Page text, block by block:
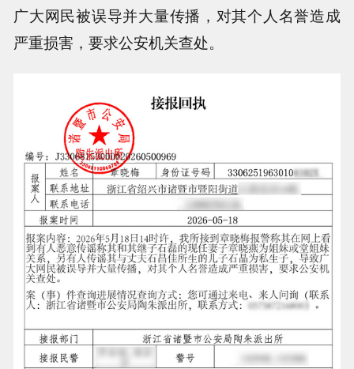
广大网民被误导并大量传播，对其个人名誉造成
严重损害，要求公安机关查处。